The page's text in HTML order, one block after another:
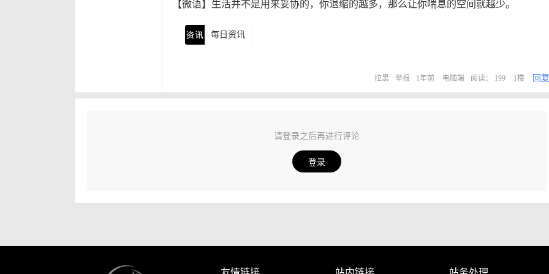
【微语】生活并不是用来妥协的，你退缩的越多，那么让你喘息的空间就越少。
每日资讯
拉黑 举报 1年前 电脑端 阅读： 199 1楼 回复
请登录之后再进行评论
登录